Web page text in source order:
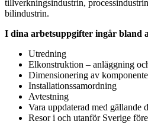
tillverkningsindustrin,
bilindustrin.
I dina arbetsuppgifter ingår bland
Utredning
Elkonstruktion – anläggning
Dimensionering av
Installationssamordning
Avtestning
Vara uppdaterad med gällande
Resor i och utanför Sverige